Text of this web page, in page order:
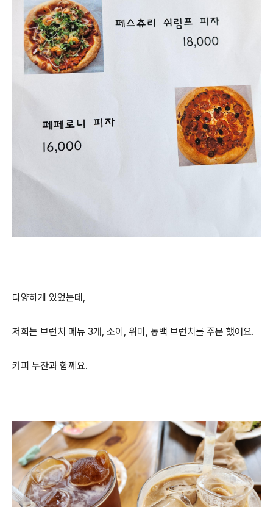
다양하게 있었는데,
저희는 브런치 메뉴 3개, 소이, 위미, 동백 브런치를 주문 했어요.
커피 두잔과 함께요.